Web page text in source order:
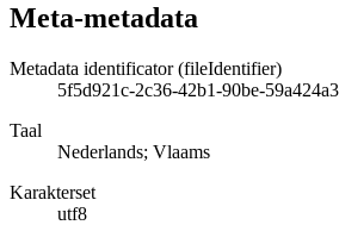
Meta-metadata
Metadata identificator (fileIdentifier)
5f5d921c-2c36-42b1-90be-
Taal
Nederlands; Vlaams
Karakterset
utf8